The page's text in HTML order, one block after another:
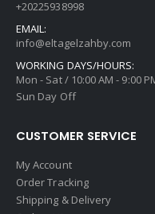
info@eltagelzahby.com
Mon - Sat / 10:00 AM - 9:00 PM
Sun Day Off
Order Tracking
Shipping & Delivery
Orders History